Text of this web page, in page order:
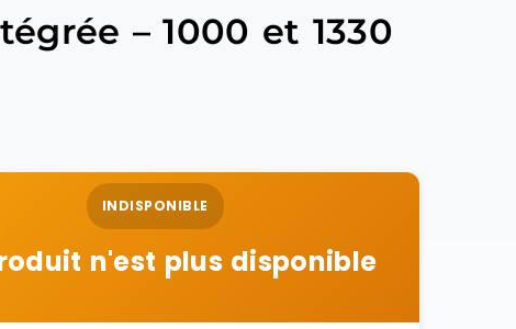
– 1000 et 1330
INDISPONIBLE
n'est plus disponible